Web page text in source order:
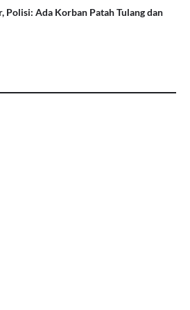
Polisi: Ada Korban Patah Tulang dan